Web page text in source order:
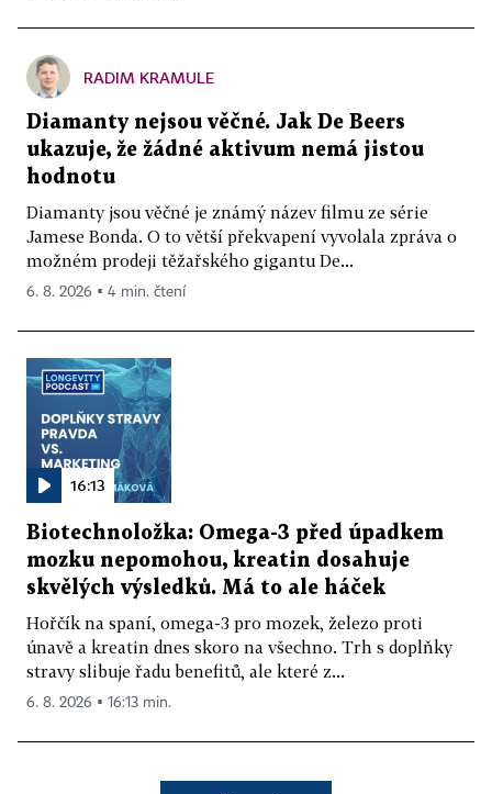
RADIM KRAMULE
Diamanty nejsou věčné. Jak De Beers
ukazuje, že žádné aktivum nemá jistou
hodnotu
Diamanty jsou věčné je známý název filmu ze série
Jamese Bonda. O to větší překvapení vyvolala zpráva o
možném prodeji těžařského gigantu De...
6. 8. 2026 ▪ 4 min. čtení
16:13
Biotechnoložka: Omega-3 před úpadkem
mozku nepomohou, kreatin dosahuje
skvělých výsledků. Má to ale háček
Hořčík na spaní, omega-3 pro mozek, železo proti
únavě a kreatin dnes skoro na všechno. Trh s doplňky
stravy slibuje řadu benefitů, ale které z...
6. 8. 2026 ▪ 16:13 min.